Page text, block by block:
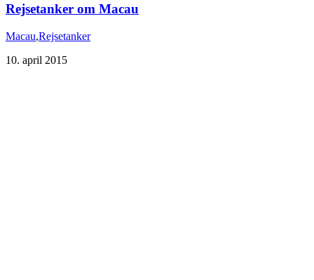
Rejsetanker om Macau
Macau,Rejsetanker
10. april 2015